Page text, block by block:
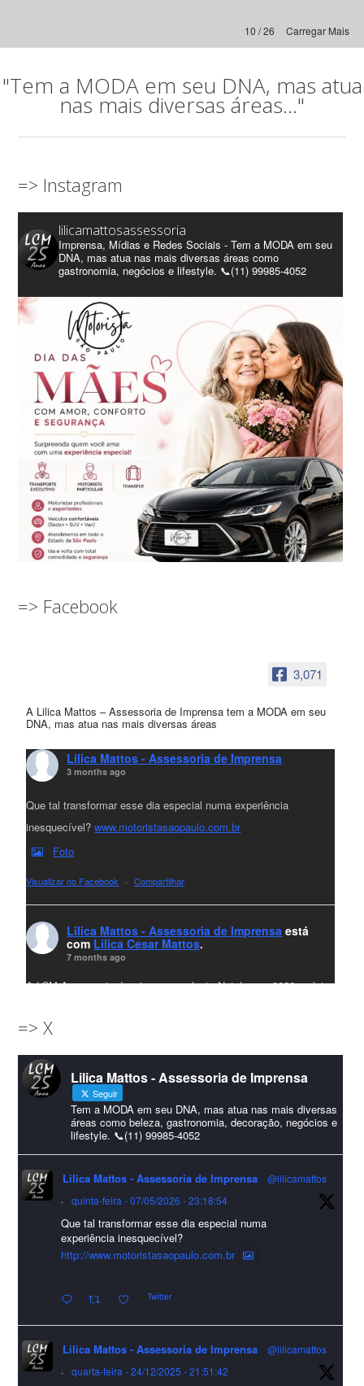
Carregar Mais
10 / 26
"Tem a MODA em seu DNA, mas atua
nas mais diversas áreas..."
=> Instagram
lilicamattosassessoria
Imprensa, Mídias e Redes Sociais - Tem a MODA em seu
DNA, mas atua nas mais diversas áreas como
gastronomia, negócios e lifestyle. 📞(11) 99985-4052
=> Facebook
3,071
A Lilica Mattos – Assessoria de Imprensa tem a MODA em seu
DNA, mas atua nas mais diversas áreas
Lilica Mattos - Assessoria de Imprensa
3 months ago
Que tal transformar esse dia especial numa experiência
inesquecível?www.motoristasaopaulo.com.br
Foto
Visualizar no Facebook · Compartilhar
Lilica Mattos - Assessoria de Imprensa está
com Lilica Cesar Mattos.
7 months ago
A LCM Assessoria deseja um excelente Natal e um 2026 repleto
amigos que sempre nos acompanham!🎄✨🥂❤️
#lcmassessoriassessoria#natal #merrychristmas #felizanonovo
#HappyNewYear
Foto
Visualizar no Facebook · Compartilhar
Lilica Mattos - Assessoria de Imprensa
9 months ago
A Abrafas - Associação Brasileira de Fibras Artificiais e
Sintéticas foi destaque na Revista Química e Derivados, na
incertezas do mercado global".
Confira detalhes 🗞📰📈
#sustentabilidade #FibrasSintéticas #EconomiaCircular #Abrafas
#IndústriaTêxtil
=> X
Lilica Mattos - Assessoria de Imprensa
Seguir
Tem a MODA em seu DNA, mas atua nas mais diversas
áreas como beleza, gastronomia, decoração, negócios e
lifestyle. 📞(11) 99985-4052
Lilica Mattos - Assessoria de Imprensa
@lilicamattos
·
quinta-feira - 07/05/2026 - 23:18:54
Que tal transformar esse dia especial numa
experiência inesquecível?
http://www.motoristasaopaulo.com.br
Twitter
Lilica Mattos - Assessoria de Imprensa
@lilicamattos
·
quarta-feira - 24/12/2025 - 21:51:42